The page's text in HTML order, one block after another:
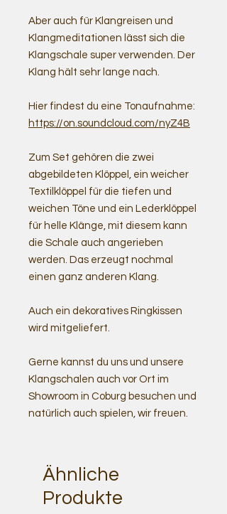
Aber auch für Klangreisen und
Klangmeditationen lässt sich die
Klangschale super verwenden. Der
Klang hält sehr lange nach.
Hier findest du eine Tonaufnahme:
https://on.soundcloud.com/nyZ4B
Zum Set gehören die zwei
abgebildeten Klöppel, ein weicher
Textilklöppel für die tiefen und
weichen Töne und ein Lederklöppel
für helle Klänge, mit diesem kann
die Schale auch angerieben
werden. Das erzeugt nochmal
einen ganz anderen Klang.
Auch ein dekoratives Ringkissen
wird mitgeliefert.
Gerne kannst du uns und unsere
Klangschalen auch vor Ort im
Showroom in Coburg besuchen und
natürlich auch spielen, wir freuen.
Ähnliche
Produkte